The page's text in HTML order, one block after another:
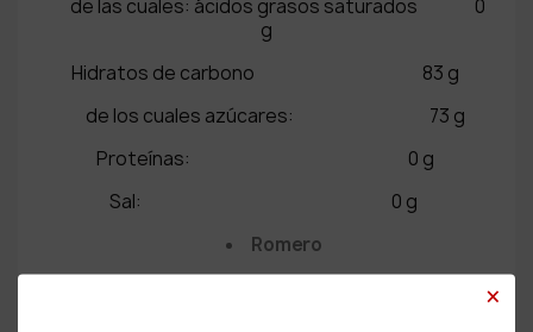
de las cuales: ácidos grasos saturados 0
g
Hidratos de carbono 83 g
de los cuales azúcares: 73 g
Proteínas: 0 g
Sal: 0 g
Romero
×